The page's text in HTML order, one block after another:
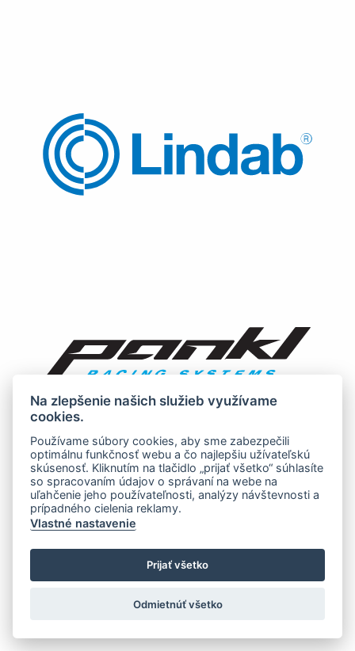
Na zlepšenie našich služieb využívame
cookies.
Používame súbory cookies, aby sme zabezpečili
optimálnu funkčnosť webu a čo najlepšiu užívateľskú
skúsenosť. Kliknutím na tlačidlo „prijať všetko“ súhlasíte
so spracovaním údajov o správaní na webe na
uľahčenie jeho používateľnosti, analýzy návštevnosti a
prípadného cielenia reklamy.
Vlastné nastavenie
Prijať všetko
Odmietnúť všetko